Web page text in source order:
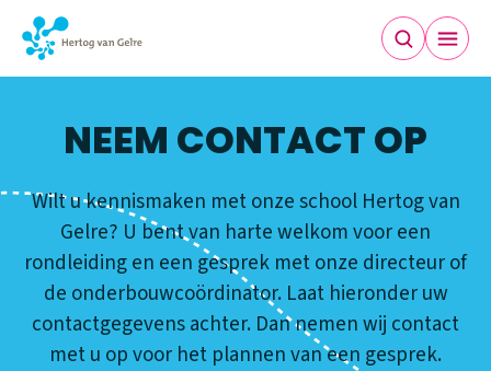
CONTACT
NEEM CONTACT OP
Wilt u kennismaken met onze school Hertog van
Gelre? U bent van harte welkom voor een
rondleiding en een gesprek met onze directeur of
de onderbouwcoördinator. Laat hieronder uw
contactgegevens achter. Dan nemen wij contact
met u op voor het plannen van een gesprek.